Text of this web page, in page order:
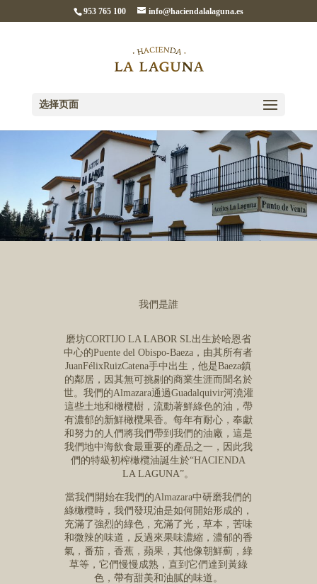
953 765 100 info@haciendalalaguna.es
选择页面
我們是誰
磨坊CORTIJO LA LABOR SL出生於哈恩省
中心的Puente del Obispo-Baeza，由其所有者
JuanFélixRuizCatena手中出生，他是Baeza鎮
的鄰居，因其無可挑剔的商業生涯而聞名於
世。我們的Almazara通過Guadalquivir河澆灌
這些土地和橄欖樹，流動著鮮綠色的油，帶
有濃郁的新鮮橄欖果香。每年有耐心，奉獻
和努力的人們將我們帶到我們的油廠，這是
我們地中海飲食最重要的產品之一，因此我
們的特級初榨橄欖油誕生於“HACIENDA
LA LAGUNA”。
當我們開始在我們的Almazara中研磨我們的
綠橄欖時，我們發現油是如何開始形成的，
充滿了強烈的綠色，充滿了光，草本，苦味
和微辣的味道，反過來果味濃縮，濃郁的香
氣，番茄，香蕉，蘋果，其他像朝鮮薊，綠
草等，它們慢慢成熟，直到它們達到黃綠
色，帶有甜美和油膩的味道。